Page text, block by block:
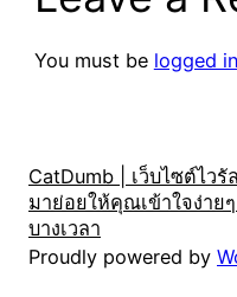
You must be logged in
CatDumb | เว็บไซต์ไว
มาย่อยให้คุณเข้าใจง่าย
บางเวลา
Proudly powered by